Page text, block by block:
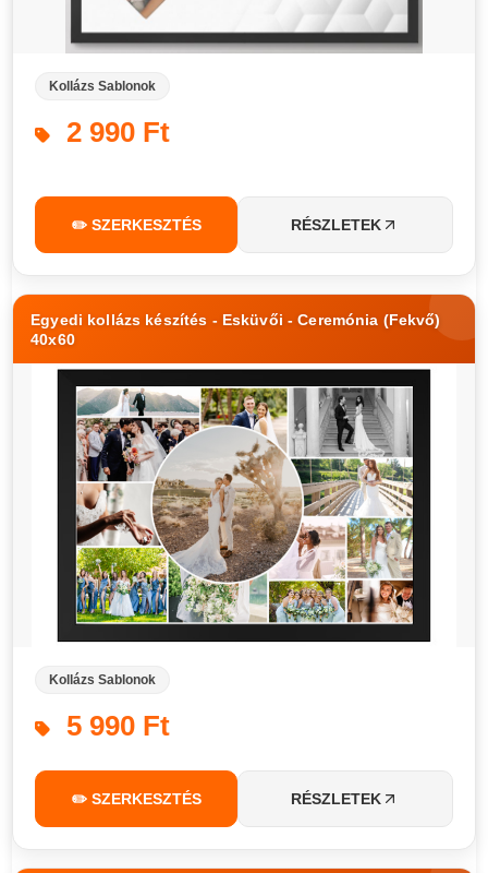
Kollázs Sablonok
2 990 Ft
✏️ SZERKESZTÉS RÉSZLETEK
Egyedi kollázs készítés - Esküvői - Ceremónia (Fekvő)
40x60
Kollázs Sablonok
5 990 Ft
✏️ SZERKESZTÉS RÉSZLETEK